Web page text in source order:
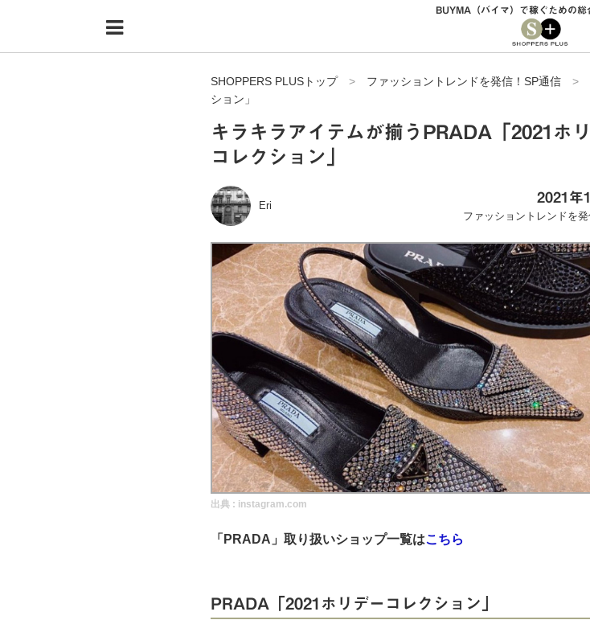
HOME
無在庫で自由気ままに稼ぐ！バイマ実践記
バイマの疑問に現役パーソナルショッパーが答えてみた
バイマ活動の疑問に売れっ子現役バイヤーが答えてみた
BUYMA（バイマ）で稼ぐための総
SHOPPERS PLUSトップ> ファッショントレンドを発信！SP通信 >
ション」
キラキラアイテムが揃うPRADA「2021ホ
コレクション」
Eri
2021年
ファッショントレンドを
出典 : instagram.com
「PRADA」取り扱いショップ一覧はこちら
PRADA「2021ホリデーコレクション」